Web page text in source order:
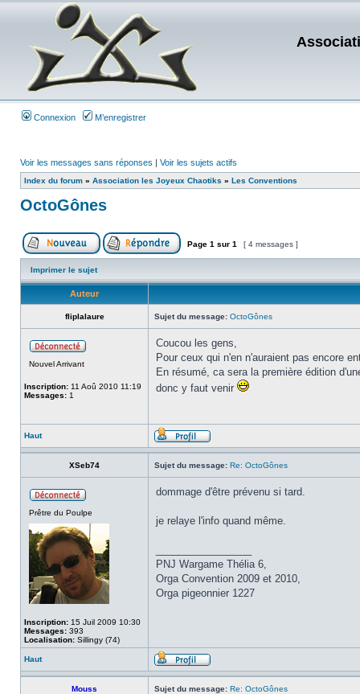
Connexion M’enregistrer
Voir les messages sans réponses | Voir les sujets actifs
Index du forum » Association les Joyeux Chaotiks » Les Conventions
OctoGônes
Page 1 sur 1 [ 4 messages ]
Imprimer le sujet
Auteur
fliplalaure Sujet du message: OctoGônes
Nouvel Arrivant
Inscription: 11 Aoû 2010 11:19
Messages: 1
Coucou les gens,
Pour ceux qui n'en n'auraient pas encore
En résumé, ca sera la première édition
donc y faut venir
Haut
XSeb74 Sujet du message: Re: OctoGônes
Prêtre du Poulpe
Inscription: 15 Juil 2009 10:30
Messages: 393
Localisation: Sillingy (74)
dommage d'être prévenu si tard.
je relaye l'info quand même.
PNJ Wargame Thélia 6,
Orga Convention 2009 et 2010,
Orga pigeonnier 1227
Haut
Mouss Sujet du message: Re: OctoGônes